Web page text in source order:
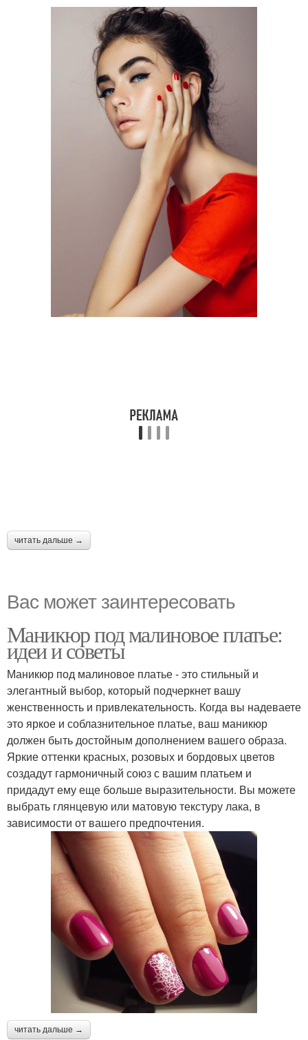
читать дальше →
Вас может заинтересовать
Маникюр под малиновое платье:
идеи и советы
Маникюр под малиновое платье - это стильный и
элегантный выбор, который подчеркнет вашу
женственность и привлекательность. Когда вы надеваете
это яркое и соблазнительное платье, ваш маникюр
должен быть достойным дополнением вашего образа.
Яркие оттенки красных, розовых и бордовых цветов
создадут гармоничный союз с вашим платьем и
придадут ему еще больше выразительности. Вы можете
выбрать глянцевую или матовую текстуру лака, в
зависимости от вашего предпочтения.
читать дальше →